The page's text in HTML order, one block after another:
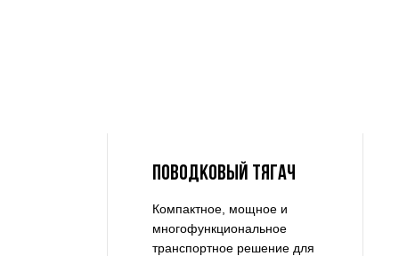
ПОВОДКОВЫЙ ТЯГАЧ
Компактное, мощное и
многофункциональное
транспортное решение для